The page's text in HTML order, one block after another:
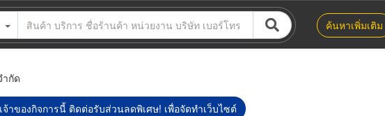
ค้นหาเพิ่มเติม
กัด
าของกิจการนี้ ติดต่อรับส่วนลดพิเศษ! เพื่อจัดทำเว็บไซต์